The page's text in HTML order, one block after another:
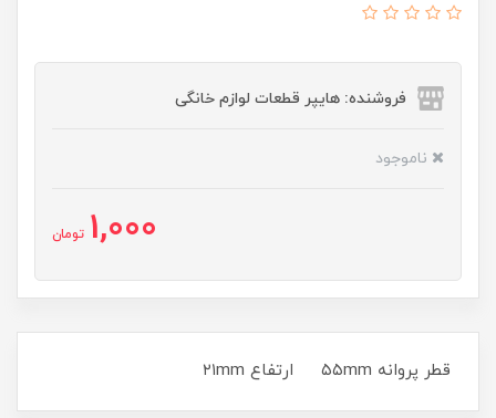
فروشنده: هایپر قطعات لوازم خانگی
ناموجود
1,000 تومان
قطر پروانه ۵۵mm ارتفاع ۲۱mm